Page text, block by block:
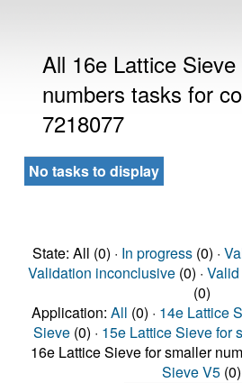
All 16e Lattice
numbers tasks for
7218077
No tasks to display
State: All (0) · In progress(0) ·
Validation inconclusive(0) · Valid
(0)
Application: All (0) · 14e Lattice
Sieve (0) · 15e Lattice Sieve for
16e Lattice Sieve for smaller
Sieve V5 (0)